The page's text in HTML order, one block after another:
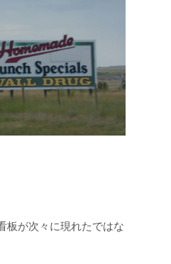
板が次々に現れたではな